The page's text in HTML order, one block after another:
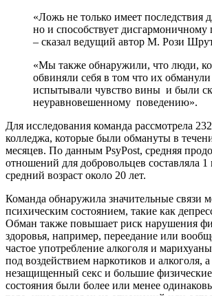
«Ложь не только имеет последствия
но и способствует
– сказал ведущий автор М. Рози
«Мы также обнаружили, что люди,
обвиняли себя в том что их
испытывали чувство вины и были
неуравновешенному поведению».
Для исследования команда рассмотрела
колледжа, которые были обмануты в
месяцев. По данным PsyPost, средняя
отношений для добровольцев составляла 1
средний возраст около 20 лет.
Команда обнаружила значительные связи
психическим состоянием, такие как
Обман также повышает риск нарушения
здоровья, например, переедание или
частое употребление алкоголя и
под воздействием наркотиков и алкоголя,
незащищенный секс и большие
состояния были более или менее